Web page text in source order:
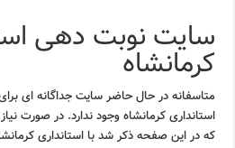
سایت نوبت دهی
کرمانشاه
متاسفانه در حال حاضر سایت جداگانه ای
استانداری کرمانشاه وجود ندارد. در صورت
که در این صفحه ذکر شد با استانداری